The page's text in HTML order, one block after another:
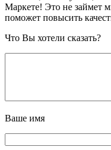
Маркете! Это не займет
поможет повысить
Что Вы хотели сказать?
Ваше имя